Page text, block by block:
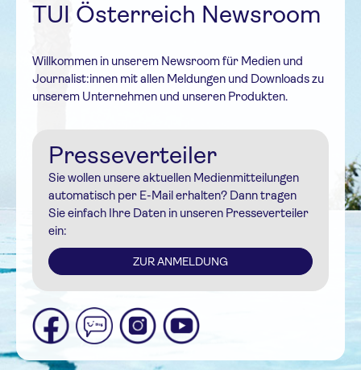
TUI Österreich Newsroom
Willkommen in unserem Newsroom für Medien und
Journalist:innen mit allen Meldungen und Downloads zu
unserem Unternehmen und unseren Produkten.
Presseverteiler
Sie wollen unsere aktuellen Medienmitteilungen
automatisch per E-Mail erhalten? Dann tragen
Sie einfach Ihre Daten in unseren Presseverteiler
ein:
ZUR ANMELDUNG